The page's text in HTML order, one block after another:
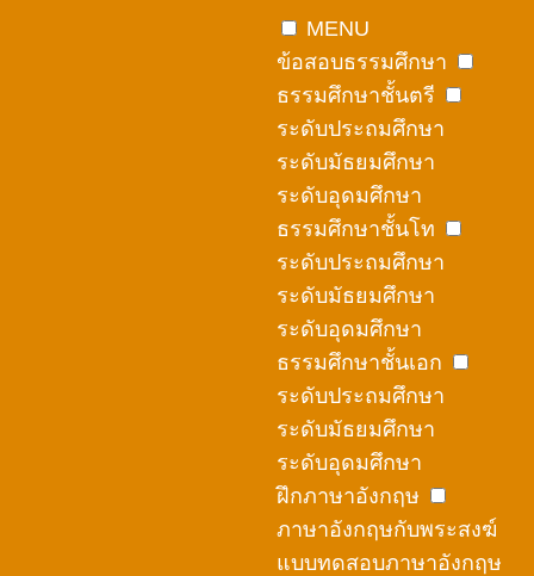
MENU
ข้อสอบธรรมศึกษา
ธรรมศึกษาชั้นตรี
ระดับประถมศึกษา
ระดับมัธยมศึกษา
ระดับอุดมศึกษา
ธรรมศึกษาชั้นโท
ระดับประถมศึกษา
ระดับมัธยมศึกษา
ระดับอุดมศึกษา
ธรรมศึกษาชั้นเอก
ระดับประถมศึกษา
ระดับมัธยมศึกษา
ระดับอุดมศึกษา
ฝึกภาษาอังกฤษ
ภาษาอังกฤษกับพระสงฆ์
แบบทดสอบภาษาอังกฤษ